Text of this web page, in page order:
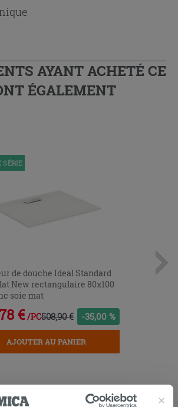
AYANT ACHETÉ CE
ÉGALEMENT
SÉRIE
de douche Ideal Standard
New rectangulaire 80x100
soie mat
€ /PC508,90 € -35,00 %
AJOUTER AU PANIER